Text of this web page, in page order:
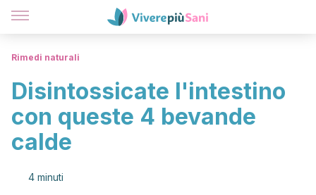
Rimedi naturali
Disintossicate l'intestino
con queste 4 bevande
calde
4 minuti